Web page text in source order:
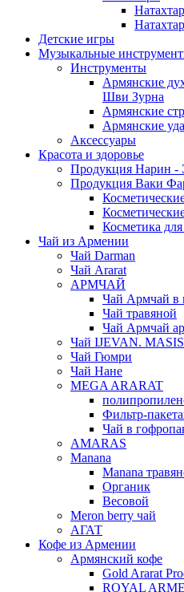
Детские игры
Музыкальные
Инструменты
Армянские
Шви Зурна
Армянские
Армянские
Аксессуары
Красота и здоровье
Продукция Нарин -
Продукция Ваки
Косметика для
Чай из Армении
Чай Darman
Чай Ararat
АРМЧАЙ
Чай Армчай в
Чай травяной
Чай Армчай
Чай IJEVAN. MASIS
Чай Гюмри
Чай Нане
MEGA ARARAT
Фильтр-
Чай в
AMARAS
Manana
Manana
Органик
Весовой
Meron berry чай
АГАТ
Кофе из Армении
Армянский кофе
Gold Ararat
ROYAL